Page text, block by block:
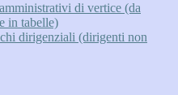
di vertice (da
in tabelle)
dirigenziali (dirigenti non